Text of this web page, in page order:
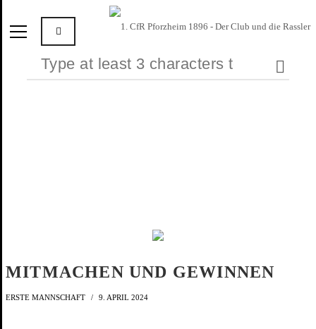
MITMACHEN UND GEWINNEN
ERSTE MANNSCHAFT 9. APRIL 2024